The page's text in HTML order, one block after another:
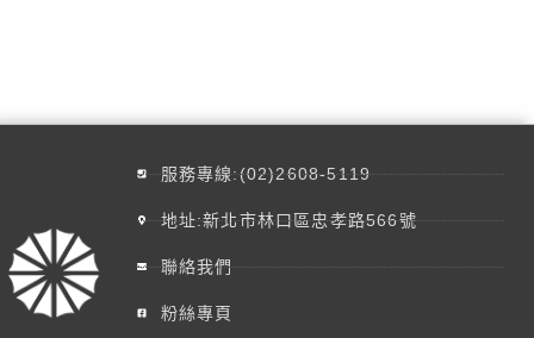
服務專線:(02)2608-5119
地址:新北市林口區忠孝路566號
聯絡我們
粉絲專頁